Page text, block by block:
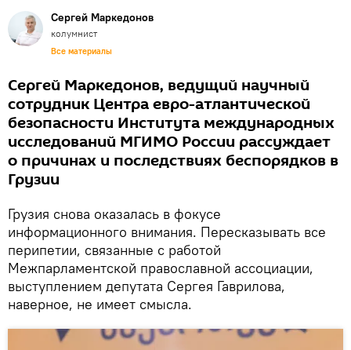
Сергей Маркедонов
колумнист
Все материалы
Сергей Маркедонов, ведущий научный
сотрудник Центра евро-атлантической
безопасности Института международных
исследований МГИМО России рассуждает
о причинах и последствиях беспорядков в
Грузии
Грузия снова оказалась в фокусе
информационного внимания. Пересказывать все
перипетии, связанные с работой
Межпарламентской православной ассоциации,
выступлением депутата Сергея Гаврилова,
наверное, не имеет смысла.